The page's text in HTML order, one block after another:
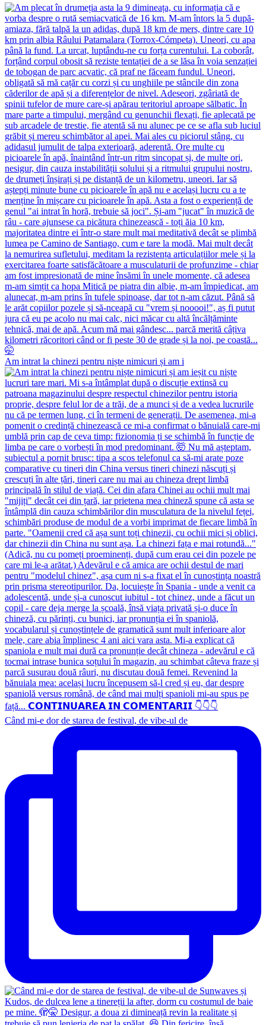
Am intrat la chinezi pentru niște nimicuri și am i
Când mi-e dor de starea de festival, de vibe-ul de